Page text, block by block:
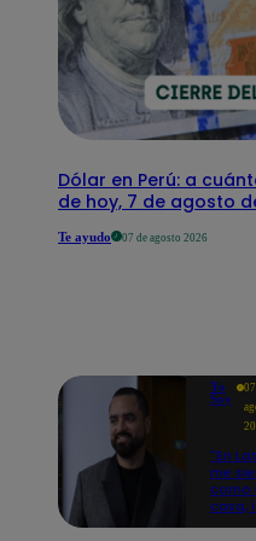
Dólar en Perú: a
de hoy, 7 de agosto
Te ayudo 07 de agosto 2026
Yo
Soy
"En
me
como
casa,